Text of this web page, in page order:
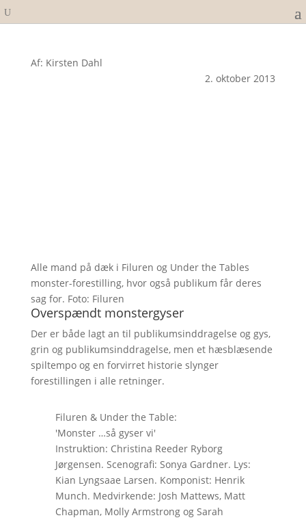
Af: Kirsten Dahl
2. oktober 2013
Alle mand på dæk i Filuren og Under the Tables
monster-forestilling, hvor også publikum får deres
sag for. Foto: Filuren
Overspændt monstergyser
Der er både lagt an til publikumsinddragelse og gys,
grin og publikumsinddragelse, men et hæsblæsende
spiltempo og en forvirret historie slynger
forestillingen i alle retninger.
Filuren & Under the Table:
'Monster …så gyser vi'
Instruktion: Christina Reeder Ryborg
Jørgensen. Scenografi: Sonya Gardner. Lys:
Kian Lyngsaae Larsen. Komponist: Henrik
Munch. Medvirkende: Josh Mattews, Matt
Chapman, Molly Armstrong og Sarah